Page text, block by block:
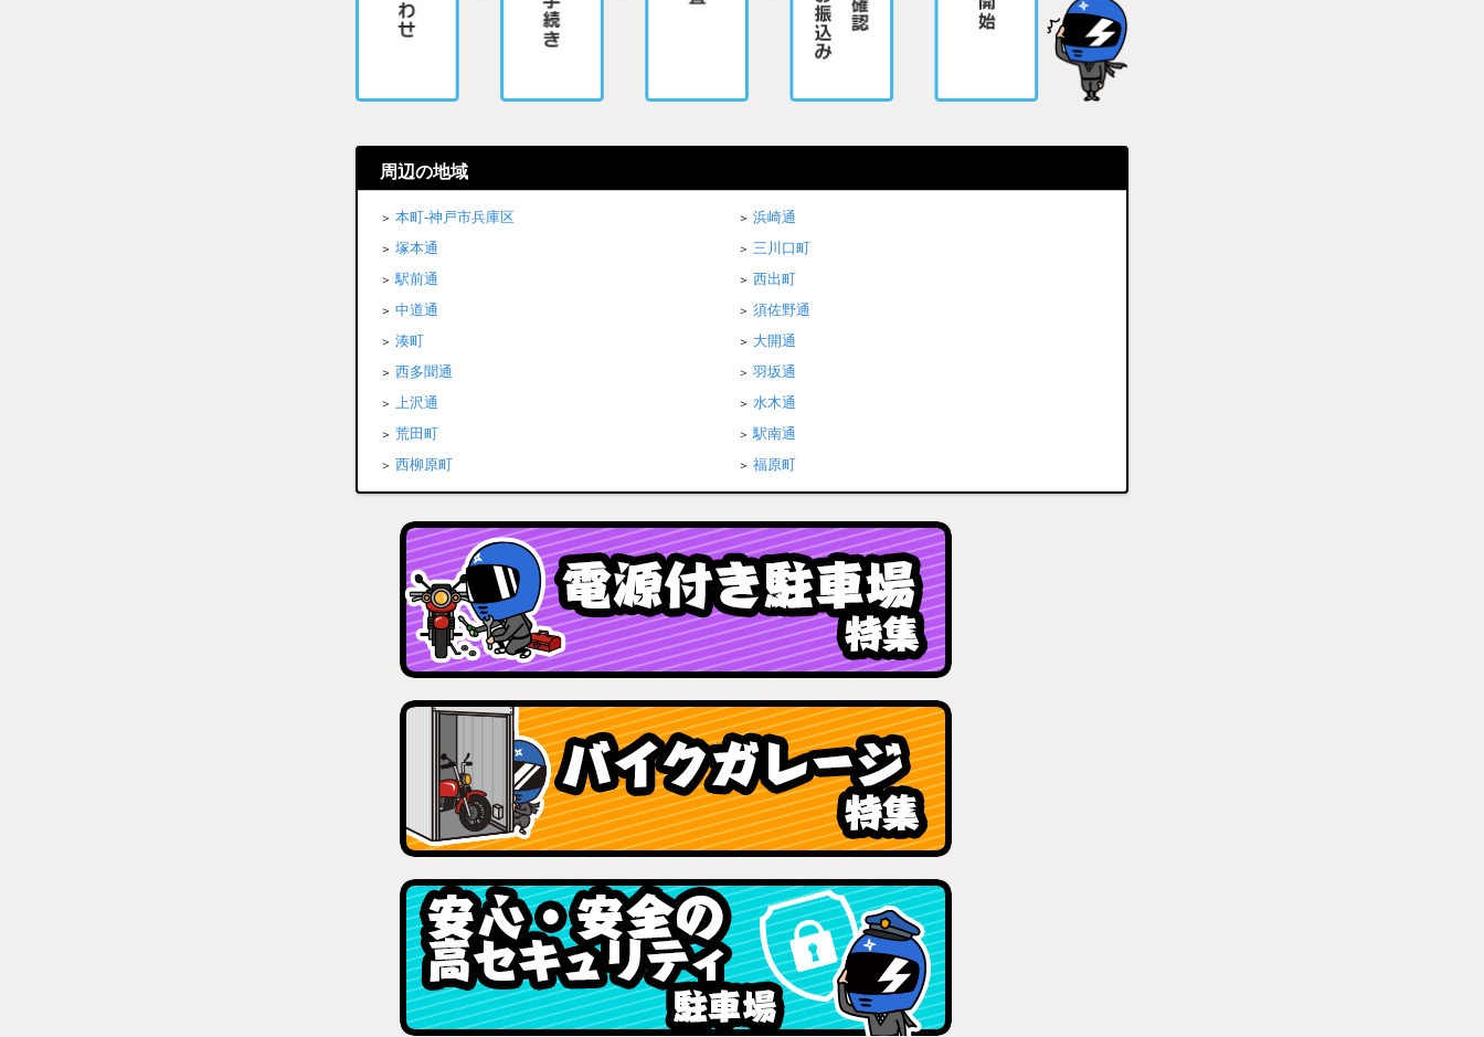
周辺の地域
本町-神戸市兵庫区
浜崎通
塚本通
三川口町
駅前通
西出町
中道通
須佐野通
湊町
大開通
西多聞通
羽坂通
上沢通
水木通
荒田町
駅南通
西柳原町
福原町